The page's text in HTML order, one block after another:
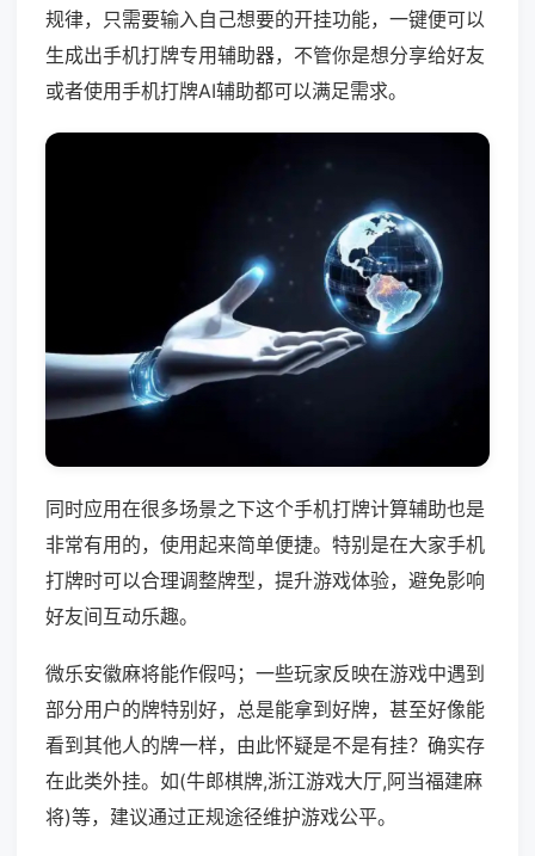
规律，只需要输入自己想要的开挂功能，一键便可以
生成出手机打牌专用辅助器，不管你是想分享给好友
或者使用手机打牌AI辅助都可以满足需求。
同时应用在很多场景之下这个手机打牌计算辅助也是
非常有用的，使用起来简单便捷。特别是在大家手机
打牌时可以合理调整牌型，提升游戏体验，避免影响
好友间互动乐趣。
微乐安徽麻将能作假吗；一些玩家反映在游戏中遇到
部分用户的牌特别好，总是能拿到好牌，甚至好像能
看到其他人的牌一样，由此怀疑是不是有挂？确实存
在此类外挂。如(牛郎棋牌,浙江游戏大厅,阿当福建麻
将)等，建议通过正规途径维护游戏公平。